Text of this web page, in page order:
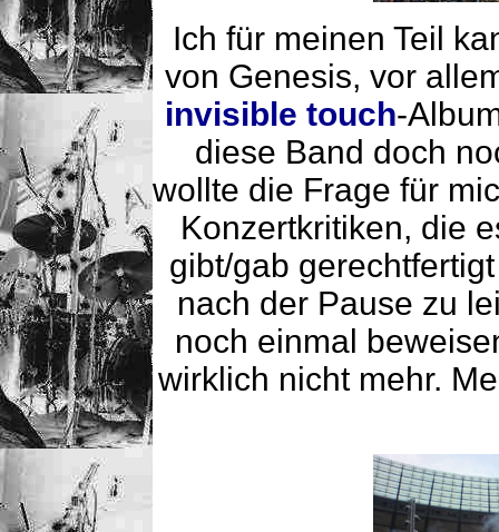
Ich für meinen Teil
von Genesis, vor
invisible touch-
diese Band doch
wollte die Frage für
Konzertkritiken, die
gibt/gab
nach der Pause zu
noch einmal
wirklich nicht mehr.